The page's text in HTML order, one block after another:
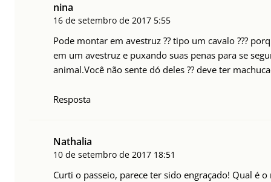
nina
16 de setembro de 2017 5:55
Pode montar em avestruz ?? tipo um cavalo ???
em um avestruz e puxando suas penas para se
animal.Você não sente dó deles ?? deve ter
Resposta
Nathalia
10 de setembro de 2017 18:51
Curti o passeio, parece ter sido engraçado! Qual é o